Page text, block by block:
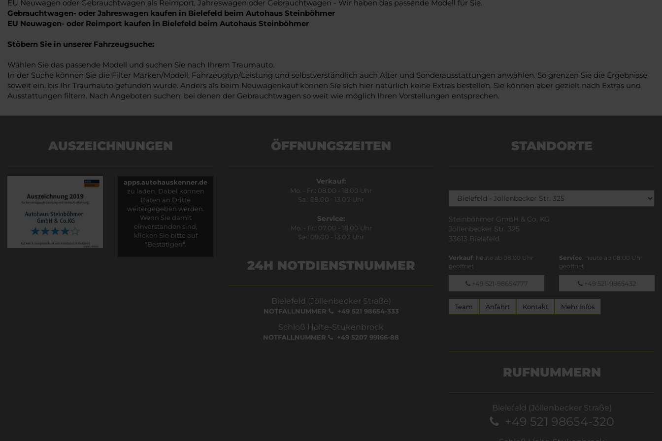
EU Neuwagen oder Gebrauchtwagen als Reimport, Jahreswagen oder Gebrauchtwagen - Wir haben das passende Modell für Sie.
Gebrauchtwagen- oder Jahreswagen kaufen in Bielefeld beim Autohaus Steinböhmer
EU Neuwagen- oder Reimport kaufen in Bielefeld beim Autohaus Steinböhmer
Stöbern Sie in unserer Fahrzeugsuche:
Wählen Sie das passende Modell und suchen Sie nach Ihrem Traumauto.
In der Suche können Sie die Filter Marken/Modell, Fahrzeugtyp/Leistung und selbstverständlich auch Alter und Sonderausstattungen anwählen. So grenzen Sie die Ergebnisse
soweit ein, bis Ihr Traumauto gefunden wurde. Anders als beim Neuwagenkauf können Sie sich hier natürlich keine Extras bestellen. Sie können aber gezielt nach Extras und
Ausstattungen filtern. Nach Angeboten suchen, bei denen der Gebrauchtwagen so weit wie möglich Ihren Vorstellungen entsprechen.
AUSZEICHNUNGEN
apps.autohauskenner.de
zu laden. Dabei können
Daten an Dritte
weitergegeben werden.
Wenn Sie damit
einverstanden sind,
klicken Sie bitte auf
"Bestätigen".
ÖFFNUNGSZEITEN
Verkauf:
Mo. - Fr.: 08.00 - 18.00 Uhr
Sa.: 09.00 - 13.00 Uhr
Service:
Mo. - Fr.: 07.00 - 18.00 Uhr
Sa.: 09.00 - 13.00 Uhr
24H NOTDIENSTNUMMER
Bielefeld (Jöllenbecker Straße)
NOTFALLNUMMER +49 521 98654-333
Schloß Holte-Stukenbrock
NOTFALLNUMMER +49 5207 99166-88
STANDORTE
Steinböhmer GmbH & Co. KG
Jöllenbecker Str. 325
33613 Bielefeld
Verkauf: heute ab 08:00 Uhr
geöffnet
+49 521-98654777
Service: heute ab 08:00 Uhr
geöffnet
+49 521-9865432
Team Anfahrt Kontakt Mehr Infos
RUFNUMMERN
Bielefeld (Jöllenbecker Straße)
+49 521 98654-320